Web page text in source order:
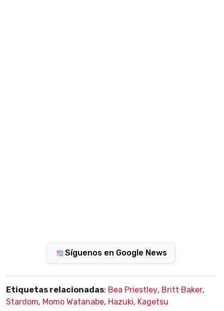
Síguenos en Google News
Etiquetas relacionadas: Bea Priestley, Britt Baker,
Stardom, Momo Watanabe, Hazuki, Kagetsu